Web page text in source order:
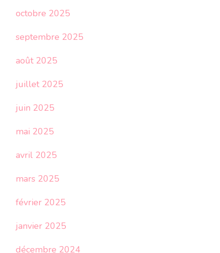
octobre 2025
septembre 2025
août 2025
juillet 2025
juin 2025
mai 2025
avril 2025
mars 2025
février 2025
janvier 2025
décembre 2024